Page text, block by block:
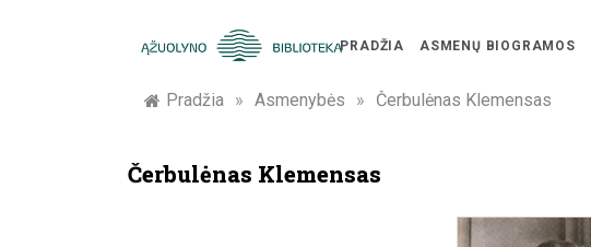
Žymūs
Kauno
PRADŽIA ASMENŲ BIOGRAMOS
Pradžia » Asmenybės » Čerbulėnas Klemensas
Čerbulėnas Klemensas